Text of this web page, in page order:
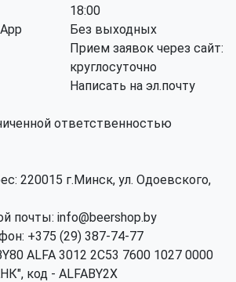
18:00
Без выходных
Прием заявок через сайт:
круглосуточно
Написать на эл.почту
ответственностью
220015 г.Минск, ул. Одоевского,
почты: info@beershop.by
+375 (29) 387-74-77
ALFA 3012 2C53 7600 1027 0000
код - ALFABY2X